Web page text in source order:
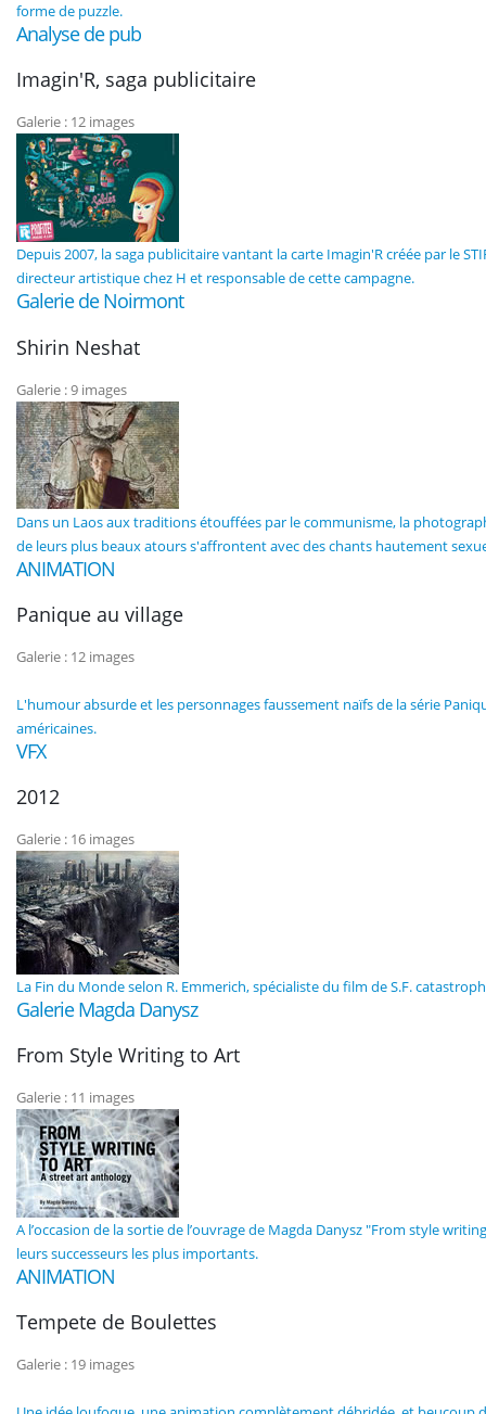
forme de puzzle.
Analyse de pub
Imagin'R, saga publicitaire
Galerie : 12 images
Depuis 2007, la saga publicitaire vantant la carte Imagin'R créée par le
directeur artistique chez H et responsable de cette campagne.
Galerie de Noirmont
Shirin Neshat
Galerie : 9 images
Dans un Laos aux traditions étouffées par le communisme, la
de leurs plus beaux atours s'affrontent avec des chants hautement
ANIMATION
Panique au village
Galerie : 12 images
L'humour absurde et les personnages faussement naïfs de la série
américaines.
VFX
2012
Galerie : 16 images
La Fin du Monde selon R. Emmerich, spécialiste du film de S.F.
Galerie Magda Danysz
From Style Writing to Art
Galerie : 11 images
A l’occasion de la sortie de l’ouvrage de Magda Danysz "From style
leurs successeurs les plus importants.
ANIMATION
Tempete de Boulettes
Galerie : 19 images